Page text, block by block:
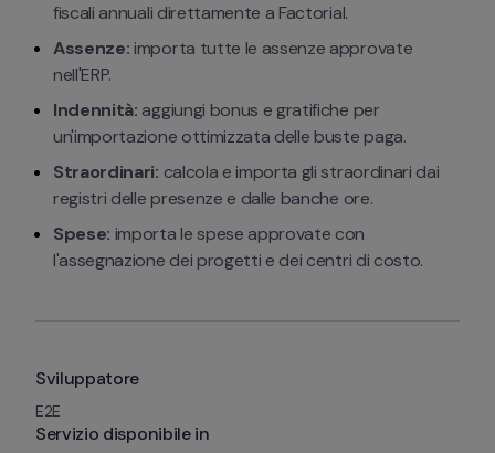
Sviluppatore
E2E
Servizio disponibile in
fiscali annuali direttamente a Factorial.
Assenze: importa tutte le assenze approvate
nell'ERP.
Indennità: aggiungi bonus e gratifiche per
un'importazione ottimizzata delle buste paga.
Straordinari: calcola e importa gli straordinari dai
registri delle presenze e dalle banche ore.
Spese: importa le spese approvate con
l'assegnazione dei progetti e dei centri di costo.